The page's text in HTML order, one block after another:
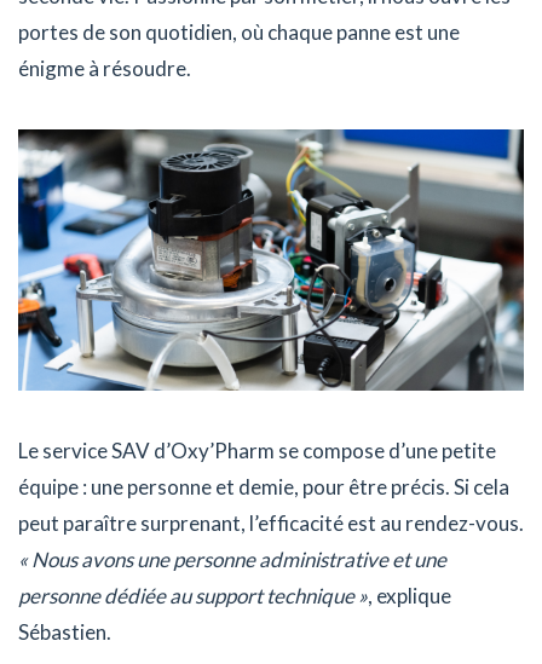
portes de son quotidien, où chaque panne est une
énigme à résoudre.
Le service SAV d’Oxy’Pharm se compose d’une petite
équipe : une personne et demie, pour être précis. Si cela
peut paraître surprenant, l’efficacité est au rendez-vous.
« Nous avons une personne administrative et une
personne dédiée au support technique », explique
Sébastien.